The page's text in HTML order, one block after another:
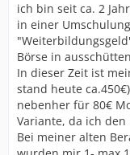
ich bin seit ca. 2
in einer
Börse in
In dieser Zeit ist
stand heute
nebenher für 80€
Variante, da ich
Bei meiner alten